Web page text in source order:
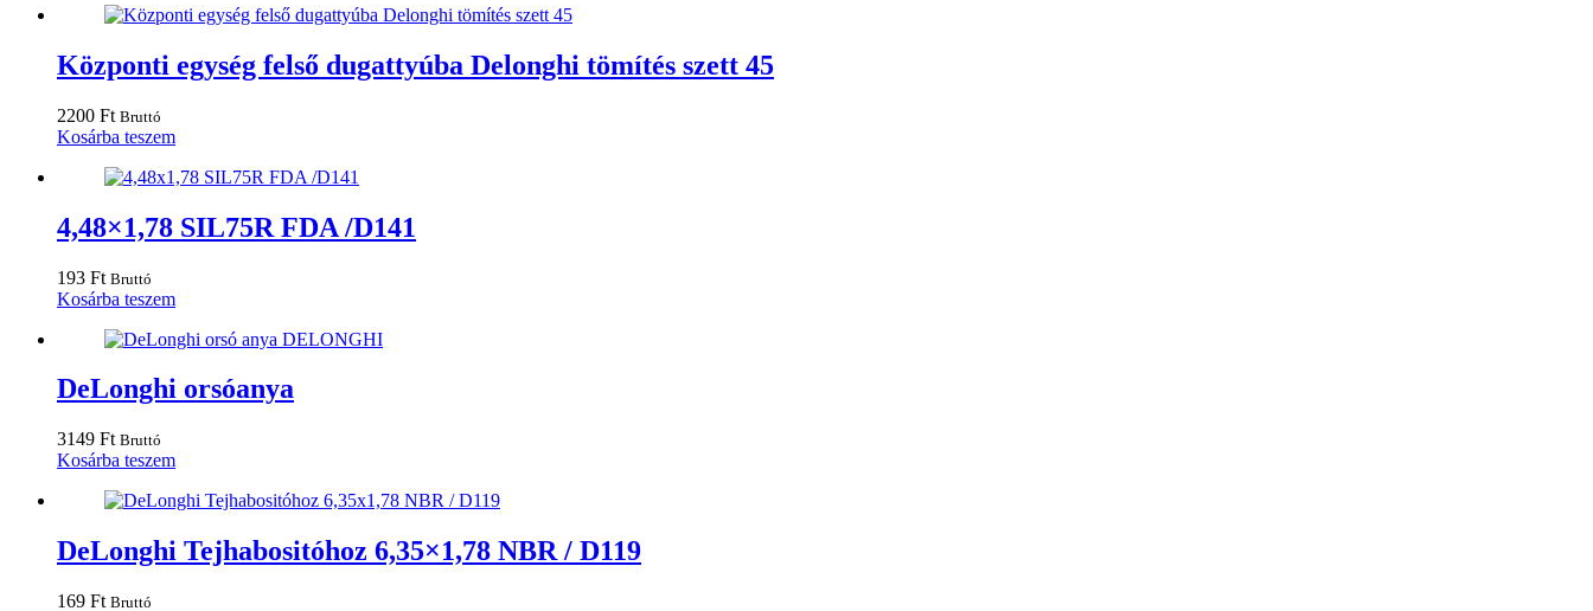
Központi egység felső dugattyúba Delonghi tömítés szett 45
2200 Ft Bruttó
Kosárba teszem
4,48×1,78 SIL75R FDA /D141
193 Ft Bruttó
Kosárba teszem
DeLonghi orsóanya
3149 Ft Bruttó
Kosárba teszem
DeLonghi Tejhabositóhoz 6,35×1,78 NBR / D119
169 Ft Bruttó